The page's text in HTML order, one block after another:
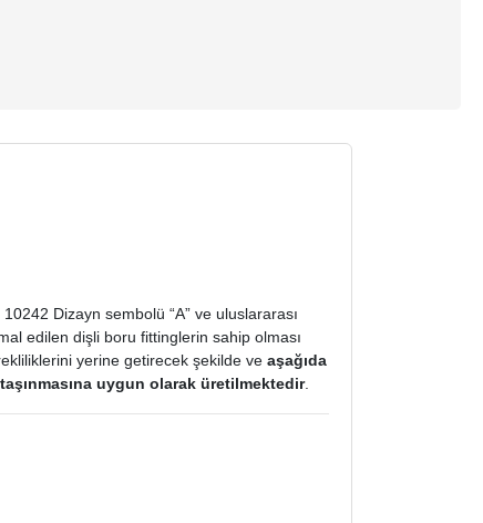
Dizayn sembolü “A” ve uluslararası
edilen dişli boru fittinglerin sahip olması
yerine getirecek şekilde veaşağıda
uygun olarak üretilmektedir.